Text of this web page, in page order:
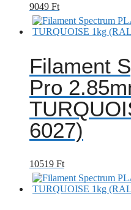
9049 Ft
Filament
Pro
6027)
10519 Ft